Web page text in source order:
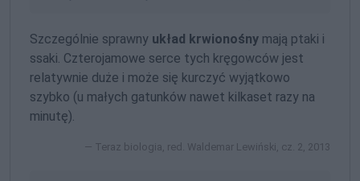
Szczególnie sprawny układ krwionośny mają ptaki i
ssaki. Czterojamowe serce tych kręgowców jest
relatywnie duże i może się kurczyć wyjątkowo
szybko (u małych gatunków nawet kilkaset razy na
minutę).
Teraz biologia, red. Waldemar Lewiński, cz. 2, 2013